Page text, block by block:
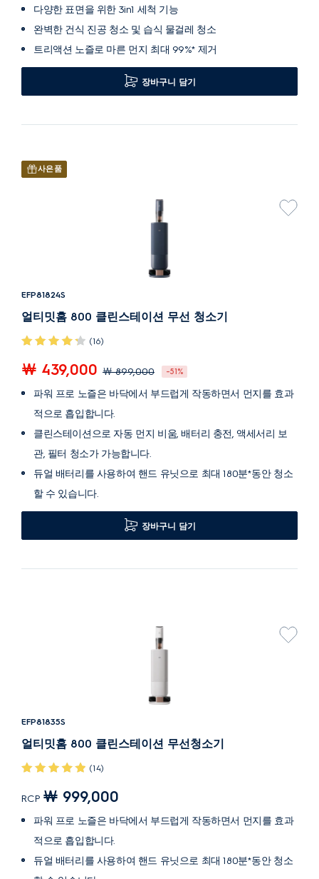
다양한 표면을 위한 3in1 세척 기능
완벽한 건식 진공 청소 및 습식 물걸레 청소
트리액션 노즐로 마른 먼지 최대 99%* 제거
장바구니 담기
사은품
EFP81824S
얼티밋홈 800 클린스테이션 무선 청소기
(16)
￦ 439,000 ￦ 899,000 -51%
파워 프로 노즐은 바닥에서 부드럽게 작동하면서 먼지를 효과
적으로 흡입합니다.
클린스테이션으로 자동 먼지 비움, 배터리 충전, 액세서리 보
관, 필터 청소가 가능합니다.
듀얼 배터리를 사용하여 핸드 유닛으로 최대 180분*동안 청소
할 수 있습니다.
장바구니 담기
EFP81835S
얼티밋홈 800 클린스테이션 무선청소기
(14)
RCP ￦ 999,000
파워 프로 노즐은 바닥에서 부드럽게 작동하면서 먼지를 효과
적으로 흡입합니다.
듀얼 배터리를 사용하여 핸드 유닛으로 최대 180분*동안 청소